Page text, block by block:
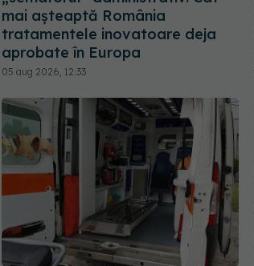
mai așteaptă România
tratamentele inovatoare deja
aprobate în Europa
05 aug 2026, 12:33